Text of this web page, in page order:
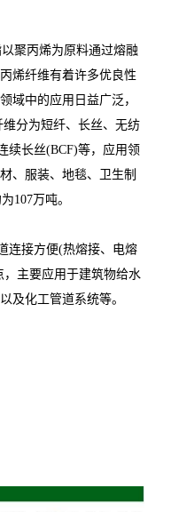
聚丙烯为原料通过熔融
烯纤维有着许多优良性
域中的应用日益广泛，
分为短纤、长丝、无纺
续长丝(BCF)等，应用领
、服装、地毯、卫生制
107万吨。
连接方便(热熔接、电熔
主要应用于建筑物给水
及化工管道系统等。